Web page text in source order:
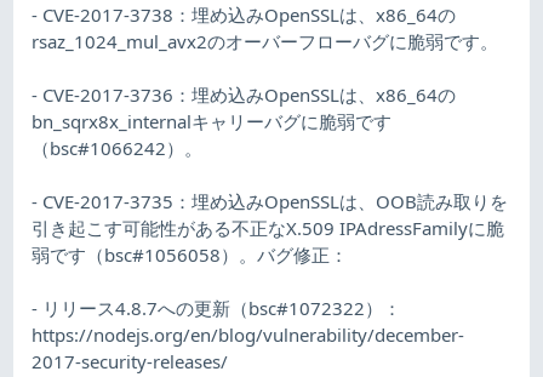
- CVE-2017-3738：埋め込みOpenSSLは、x86_64の
rsaz_1024_mul_avx2のオーバーフローバグに脆弱です。
- CVE-2017-3736：埋め込みOpenSSLは、x86_64の
bn_sqrx8x_internalキャリーバグに脆弱です
（bsc#1066242）。
- CVE-2017-3735：埋め込みOpenSSLは、OOB読み取りを
引き起こす可能性がある不正なX.509 IPAdressFamilyに脆
弱です（bsc#1056058）。バグ修正：
- リリース4.8.7への更新（bsc#1072322）：
https://nodejs.org/en/blog/vulnerability/december-
2017-security-releases/